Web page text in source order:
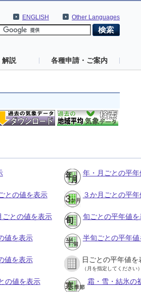
Other Languages
ENGLISH
解説 各種申請・ご案内
年・月ごとの平
との値を表示 ３か月ごとの平
ごとの値を表示 旬ごとの平年値を
値を表示 半旬ごとの平年
値を表示 日ごとの平年値を
（月を指定してください）
の値を表示 霜・雪・結氷の